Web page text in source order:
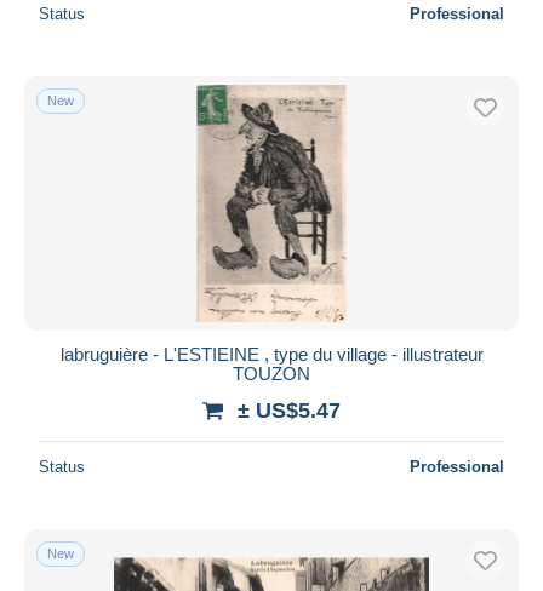
Status Professional
New
labruguière - L'ESTIEINE , type du village - illustrateur
TOUZON
± US$5.47
Status Professional
New